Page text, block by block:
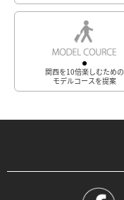
関西を10倍楽しむための
モデルコースを提案